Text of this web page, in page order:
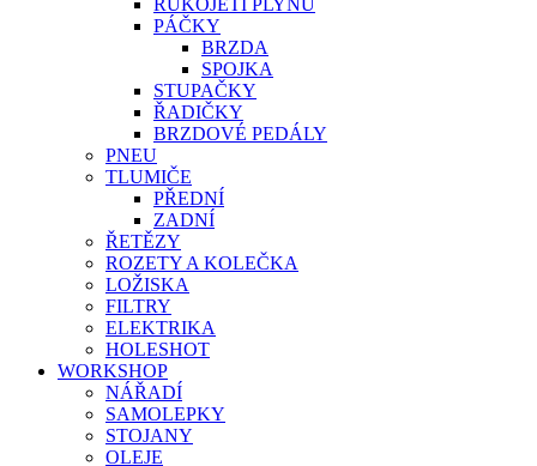
RUKOJETI PLYNU
PÁČKY
BRZDA
SPOJKA
STUPAČKY
ŘADIČKY
BRZDOVÉ PEDÁLY
PNEU
TLUMIČE
PŘEDNÍ
ZADNÍ
ŘETĚZY
ROZETY A KOLEČKA
LOŽISKA
FILTRY
ELEKTRIKA
HOLESHOT
WORKSHOP
NÁŘADÍ
SAMOLEPKY
STOJANY
OLEJE